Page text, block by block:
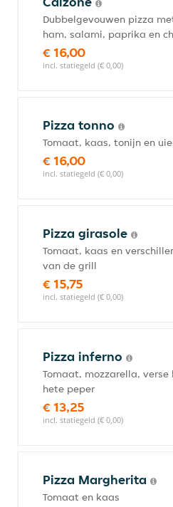
Dubbelgevouwen pizza
ham, salami, paprika en
€ 16,00
incl. statiegeld (€ 0,00)
Pizza tonno
Tomaat, kaas, tonijn en
€ 16,00
incl. statiegeld (€ 0,00)
Pizza girasole
Tomaat, kaas en
van de grill
€ 15,75
incl. statiegeld (€ 0,00)
Pizza inferno
Tomaat, mozzarella, verse
hete peper
€ 13,25
incl. statiegeld (€ 0,00)
Pizza Margherita
Tomaat en kaas